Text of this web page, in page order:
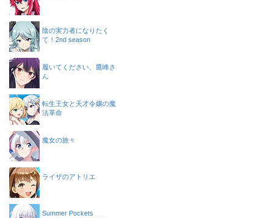
陰の実力者になりたく
て！2nd season
履いてください、鷹峰さ
ん
転生王女と天才令嬢の魔
法革命
魔女の旅々
ライザのアトリエ
Summer Pockets